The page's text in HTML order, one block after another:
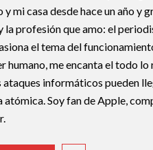
mi casa desde hace un año y
la profesión que amo: el
el tema del
humano, me encanta el todo
ataques informáticos pueden
atómica. Soy fan de Apple,